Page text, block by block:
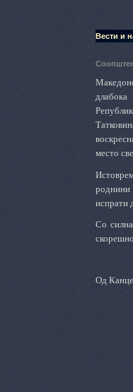
Вести и
место
роднини
испрати
Со
Од